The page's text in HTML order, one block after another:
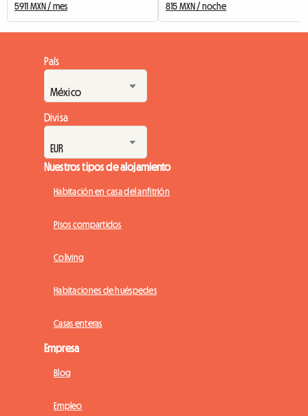
5911 MXN / mes 815 MXN / noche
País
Divisa
Nuestros tipos de alojamiento
Habitación en casa del anfitrión
Pisos compartidos
Coliving
Habitaciones de huéspedes
Casas enteras
Empresa
Blog
Empleo